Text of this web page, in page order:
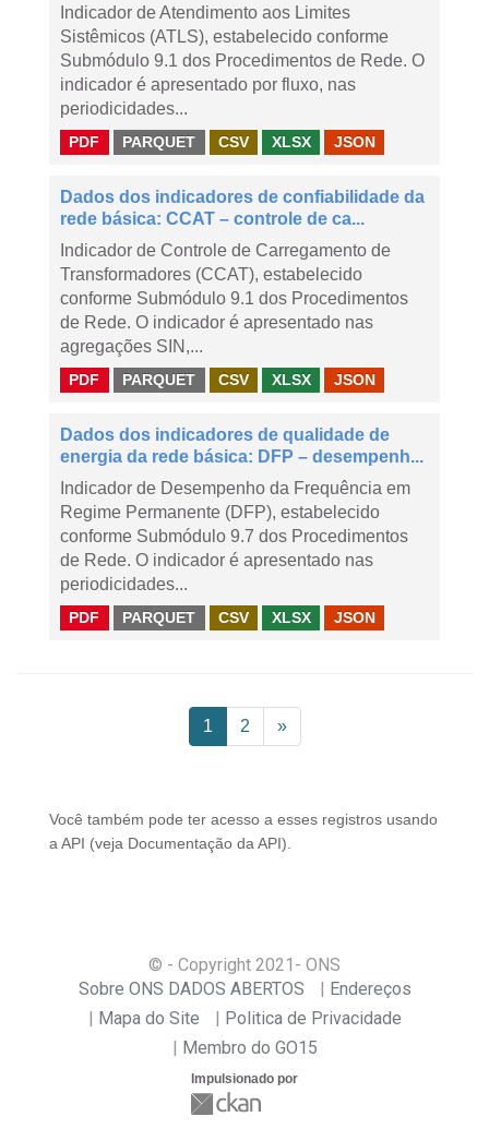
Indicador de Atendimento aos Limites
Sistêmicos (ATLS), estabelecido conforme
Submódulo 9.1 dos Procedimentos de Rede. O
indicador é apresentado por fluxo, nas
periodicidades...
PDF PARQUET CSV XLSX JSON
Dados dos indicadores de confiabilidade da
rede básica: CCAT – controle de ca...
Indicador de Controle de Carregamento de
Transformadores (CCAT), estabelecido
conforme Submódulo 9.1 dos Procedimentos
de Rede. O indicador é apresentado nas
agregações SIN,...
PDF PARQUET CSV XLSX JSON
Dados dos indicadores de qualidade de
energia da rede básica: DFP – desempenh...
Indicador de Desempenho da Frequência em
Regime Permanente (DFP), estabelecido
conforme Submódulo 9.7 dos Procedimentos
de Rede. O indicador é apresentado nas
periodicidades...
PDF PARQUET CSV XLSX JSON
1 2 »
Você também pode ter acesso a esses registros usando
a API (veja Documentação da API ).
© - Copyright 2021 - ONS
Sobre ONS DADOS ABERTOS
Endereços
Mapa do Site
Politica de Privacidade
Membro do GO15
Impulsionado por